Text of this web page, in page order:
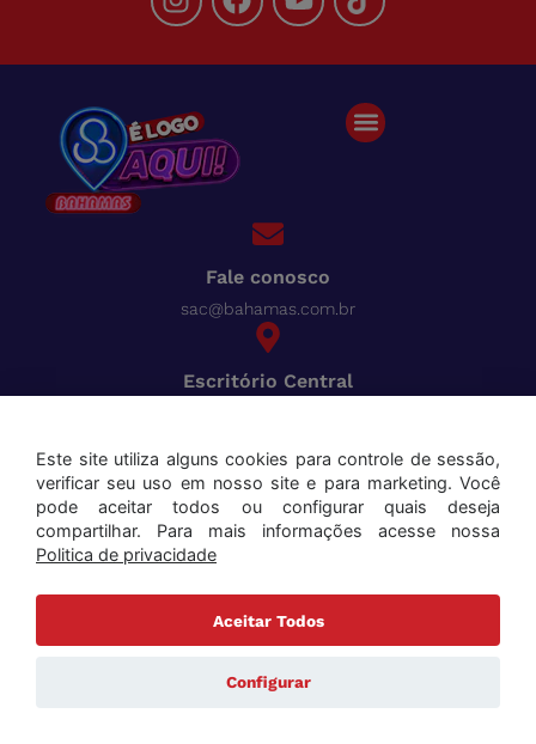
Fale conosco
sac@bahamas.com.br
Escritório Central
Cred
Aceitamos os seguintes cartões:
Este site utiliza alguns cookies para controle de sessão,
verificar seu uso em nosso site e para marketing. Você
pode aceitar todos ou configurar quais deseja
compartilhar. Para mais informações acesse nossa
Politica de privacidade
Aceitar Todos
Configurar